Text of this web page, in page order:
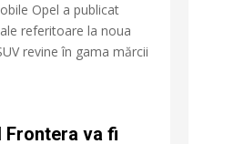
Opel a publicat
referitoare la noua
revine în gama mărcii
Frontera va fi